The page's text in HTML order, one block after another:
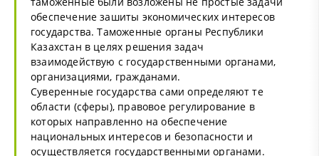
обеспечение зашиты экономических интересов
государства. Таможенные органы Республики
Казахстан в целях решения задач
взаимодействую с государственными органами,
организациями, гражданами.
Суверенные государства сами определяют те
области (сферы), правовое регулирование в
которых направленно на обеспечение
национальных интересов и безопасности и
осуществляется государственными органами.